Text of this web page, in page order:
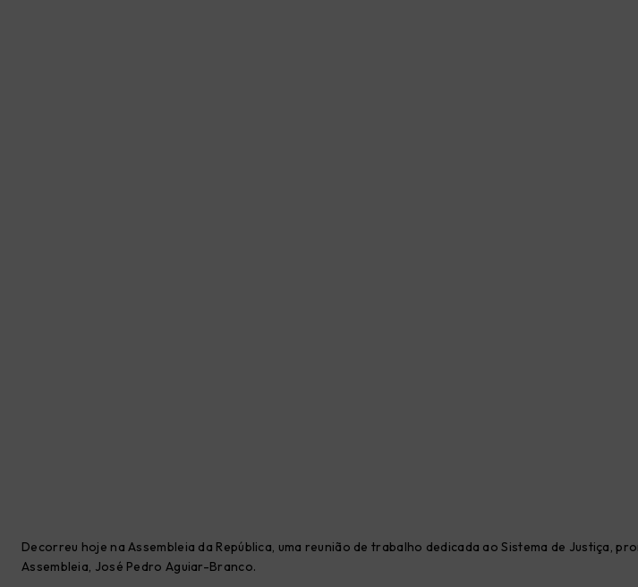
Decorreu hoje na Assembleia da República, uma reunião de trabalho dedicada ao Sistema de Justiça,
Assembleia, José Pedro Aguiar-Branco.